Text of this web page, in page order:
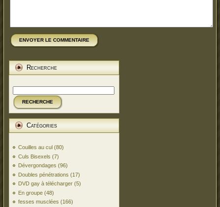
ENVOYER LE COMMENTAIRE
Recherche
RECHERCHE
Catégories
Couilles au cul (80)
Culs Bisexels (7)
Dévergondages (96)
Doubles pénétrations (17)
DVD gay à télécharger (5)
En groupe (48)
fesses musclées (166)